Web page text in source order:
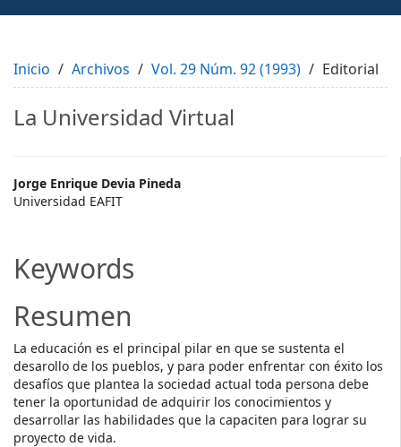
Inicio Archivos Vol. 29 Núm. 92 (1993) Editorial
La Universidad Virtual
Main
Article
Jorge Enrique Devia Pineda
Universidad EAFIT
Keywords
Resumen
La educación es el principal pilar en que se sustenta el
desarollo de los pueblos, y para poder enfrentar con éxito los
desafíos que plantea la sociedad actual toda persona debe
tener la oportunidad de adquirir los conocimientos y
desarrollar las habilidades que la capaciten para lograr su
proyecto de vida.